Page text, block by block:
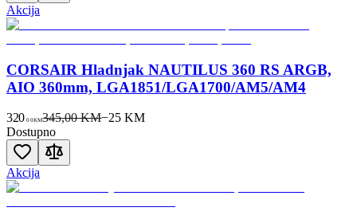
Akcija
CORSAIR Hladnjak NAUTILUS 360 RS ARGB,
AIO 360mm, LGA1851/LGA1700/AM5/AM4
320 00KM345,00 KM−25 KM
Dostupno
Akcija